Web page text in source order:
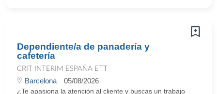
Dependiente/a de panadería y
cafetería
CRIT INTERIM ESPAÑA ETT
Barcelona 05/08/2026
¿Te apasiona la atención al cliente y buscas un trabajo